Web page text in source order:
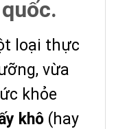
loại thực
vừa
khỏe
khô (hay